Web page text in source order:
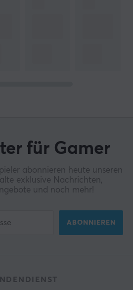
für Gamer
abonnieren heute unseren
exklusive Nachrichten,
und noch mehr!
ABONNIEREN